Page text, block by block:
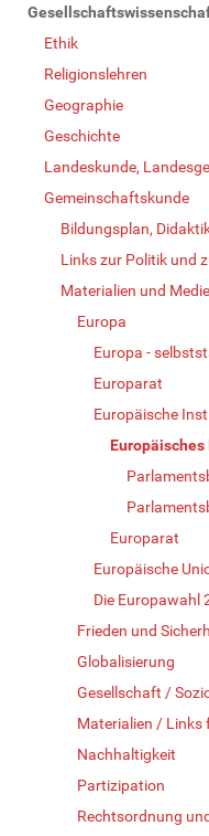
Ethik
Religionslehren
Geographie
Geschichte
Landeskunde,
Gemeinschaftskunde
Bildungsplan,
Links zur Politik und
Materialien und
Europa
Europa -
Europarat
Europäische
Europarat
Europäische
Die Europawahl
Frieden und
Globalisierung
Gesellschaft /
Materialien / Links
Nachhaltigkeit
Partizipation
Rechtsordnung